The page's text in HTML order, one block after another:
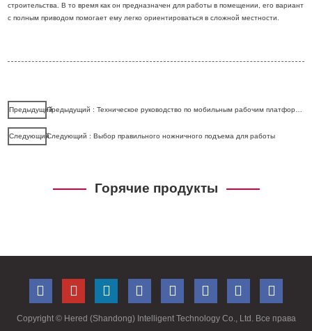
строительства. В то время как он предназначен для работы в помещении, его вариант
с полным приводом помогает ему легко ориентироваться в сложной местности.
ПредыдущийПредыдущий : Техническое руководство по мобильным рабочим платформам (MEWP)
СледующийСледующий : Выбор правильного ножничного подъема для работы
Горячие продукты
Copyright © Hered (Shandong) Intelligent Technology Co., Ltd. Все права